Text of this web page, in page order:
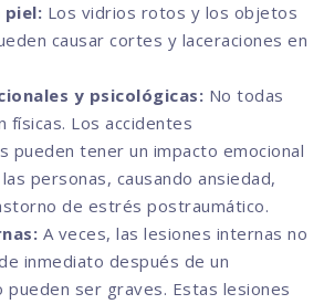
piel: Los vidrios rotos y los objetos
causar cortes y laceraciones en
y psicológicas: No todas
físicas. Los accidentes
pueden tener un impacto emocional
personas, causando ansiedad,
de estrés postraumático.
A veces, las lesiones internas no
inmediato después de un
pueden ser graves. Estas lesiones